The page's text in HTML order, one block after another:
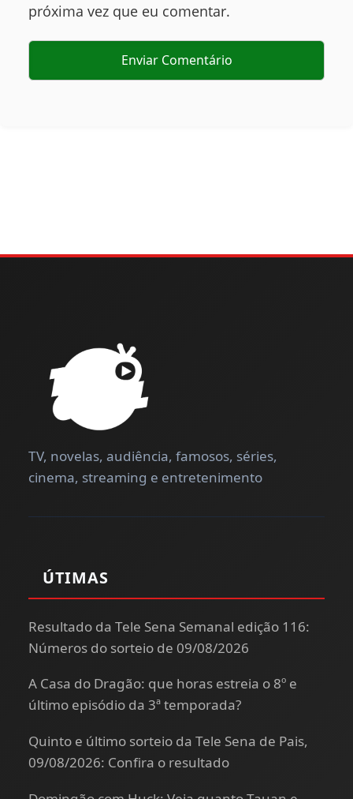
próxima vez que eu comentar.
TV, novelas, audiência, famosos, séries,
cinema, streaming e entretenimento
ÚTIMAS
Resultado da Tele Sena Semanal edição 116:
Números do sorteio de 09/08/2026
A Casa do Dragão: que horas estreia o 8º e
último episódio da 3ª temporada?
Quinto e último sorteio da Tele Sena de Pais,
09/08/2026: Confira o resultado